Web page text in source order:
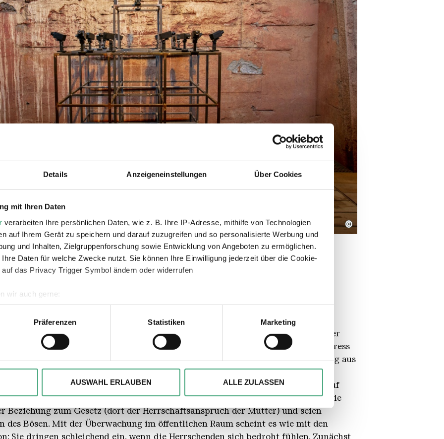
Details Anzeigeneinstellungen Über Cookies
mit Ihren Daten
verarbeiten Ihre persönlichen Daten, wie z. B. Ihre IP-Adresse, mithilfe von Technologien
auf Ihrem Gerät zu speichern und darauf zuzugreifen und so personalisierte Werbung und
und Inhalten, Zielgruppenforschung sowie Entwicklung von Angeboten zu ermöglichen.
Daten für welche Zwecke nutzt. Sie können Ihre Einwilligung jederzeit über die Cookie-
das Privacy Trigger Symbol ändern oder widerrufen
wir auch gerne:
Lage erfassen, welche bis auf einige Meter genau sein können
nach bestimmten Merkmalen (Fingerprinting) identifizieren
Ihre persönlichen Daten verarbeitet werden, und legen Sie Ihre Präferenzen imAbschnitt
um Inhalte und Anzeigen zu personalisieren, besondere Funktionen anbieten zu können und
zu analysieren. Außerdem geben wir ggfs. Informationen zu Ihrer Verwendung unserer
soziale Medien, Werbung und Analysen weiter. Unsere Partner führen diese Informationen
Präferenzen Statistiken Marketing
AUSWAHL ERLAUBEN ALLE ZULASSEN
Hütte / Karl Heinrich Veith
©
Abmessungen
163 x 129 x 129 cm
Tremblin und David Renault. Der Name ist eine Anspielung auf die Pariser
1980er-Jahre namens Les Frères Ripoulin um Künstler:innen wie Nina Childress
„Dummy Birds“ variiert das Thema der zunächst unterschwelligen Bedrohung aus
„Die Vögel“ von 1963. Den Platz auf dem Klettergerüst, den im Film die
Tiere einnehmen, besetzen bei Les Frères Ripoulain durch Bewegungsmelder auf
Der Philosoph Slavoj Žižek schrieb über die Vögel aus dem Film, sie
Beziehung zum Gesetz (dort der Herrschaftsanspruch der Mutter) und seien
Bösen. Mit der Überwachung im öffentlichen Raum scheint es wie mit den
Sie dringen schleichend ein, wenn die Herrschenden sich bedroht fühlen. Zunächst